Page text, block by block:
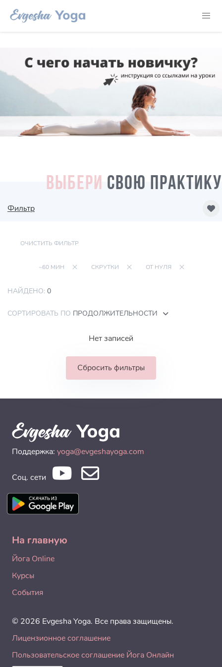
ВЫБЕРИ СВОЮ ПРАКТИКУ
Фильтр
ОЧИСТИТЬ ФИЛЬТР
~60 МИН СКРУТКИ ОТ НУЛЯ
НАЙДЕНО: 0
СОРТИРОВАТЬ ПО ПРОДОЛЖИТЕЛЬНОСТИ
Нет записей
Сбросить фильтры
Поддержка: yoga@evgeshayoga.com
Соц. сети
На главную
Йога Online
Курсы
События
© 2026 Evgesha Yoga. Все права защищены.
Лицензионное соглашение
Пользовательское соглашение Йога Онлайн